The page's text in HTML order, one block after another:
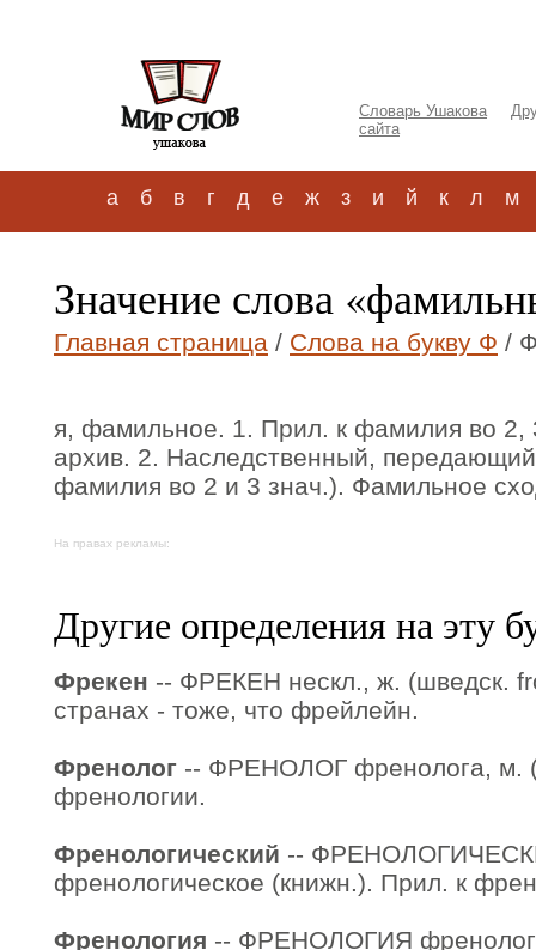
Словарь Ушакова
сайта
а б в г д е ж з и й к л м
Значение слова
Главная страница / Слова на букву Ф /
я, фамильное. 1. Прил. к фамилия во
архив. 2. Наследственный,
фамилия во 2 и 3 знач.). Фамильное
На правах рекламы:
Другие определения на эту
Фрекен -- ФРЕКЕН нескл., ж. (шведск.
странах - тоже, что фрейлейн.
Френолог -- ФРЕНОЛОГ френолога, м.
френологии.
Френологический --
френологическое (книжн.). Прил. к
Френология -- ФРЕНОЛОГИЯ